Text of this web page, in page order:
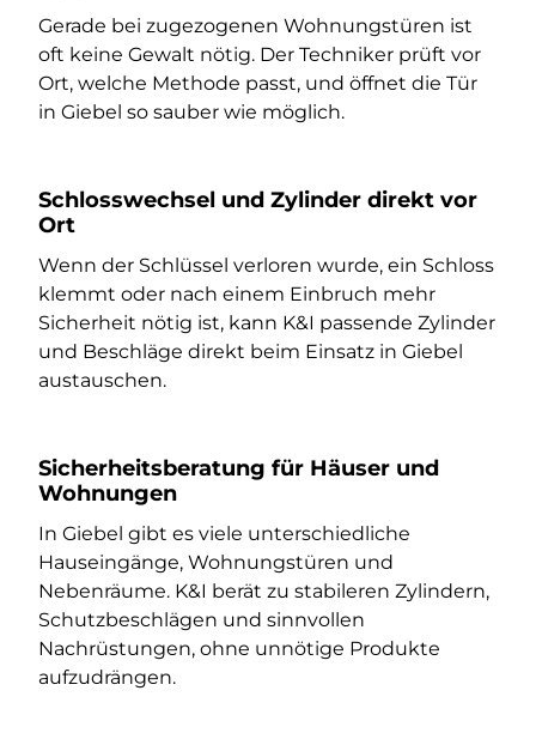
Gerade bei zugezogenen Wohnungstüren ist
oft keine Gewalt nötig. Der Techniker prüft vor
Ort, welche Methode passt, und öffnet die Tür
in Giebel so sauber wie möglich.
Schlosswechsel und Zylinder direkt vor
Ort
Wenn der Schlüssel verloren wurde, ein Schloss
klemmt oder nach einem Einbruch mehr
Sicherheit nötig ist, kann K&I passende Zylinder
und Beschläge direkt beim Einsatz in Giebel
austauschen.
Sicherheitsberatung für Häuser und
Wohnungen
In Giebel gibt es viele unterschiedliche
Hauseingänge, Wohnungstüren und
Nebenräume. K&I berät zu stabileren Zylindern,
Schutzbeschlägen und sinnvollen
Nachrüstungen, ohne unnötige Produkte
aufzudrängen.